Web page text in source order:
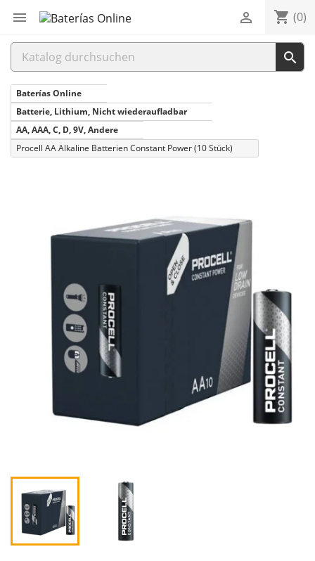
 shopping_cart (0)


Baterías Online
Batterie, Lithium, Nicht wiederaufladbar
AA, AAA, C, D, 9V, Andere
Procell AA Alkaline Batterien Constant Power (10 Stück)